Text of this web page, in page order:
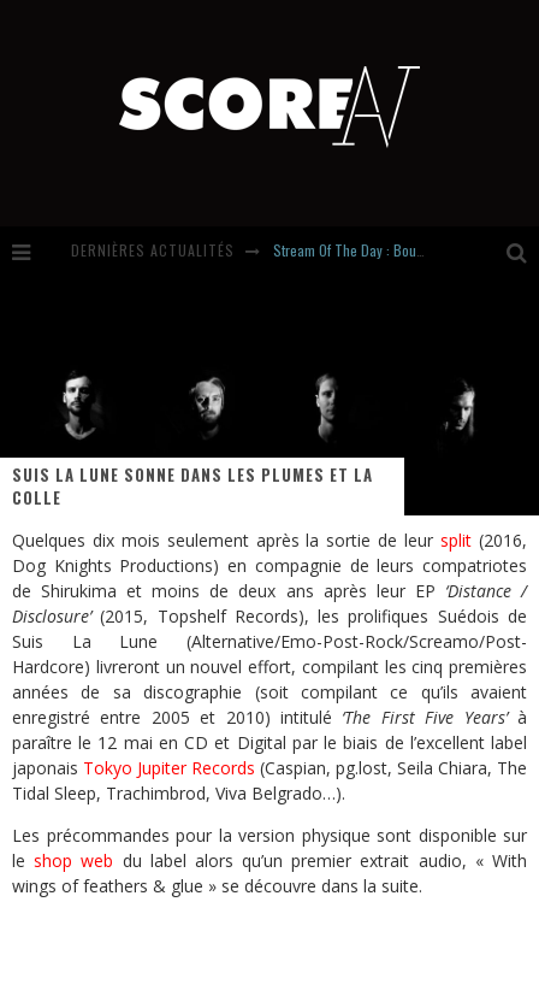
DERNIÈRES ACTUALITÉS
SUIS LA LUNE SONNE DANS LES PLUMES ET LA
COLLE
Quelques dix mois seulement après la sortie de leursplit (2016,
Dog Knights Productions) en compagnie de leurs compatriotes
de Shirukima et moins de deux ans après leur EP ‘Distance /
Disclosure’(2015, Topshelf Records), les prolifiques Suédois de
Suis La Lune (Alternative/Emo-Post-Rock/Screamo/Post-
Hardcore) livreront un nouvel effort, compilant les cinq premières
années de sa discographie (soit compilant ce qu’ils avaient
enregistré entre 2005 et 2010) intitulé ‘The First Five Years’à
paraître le 12 mai en CD et Digital par le biais de l’excellent label
japonais Tokyo Jupiter Records (Caspian, pg.lost, Seila Chiara, The
Tidal Sleep, Trachimbrod, Viva Belgrado…).
Les précommandes pour la version physique sont disponible sur
leshop web du label alors qu’un premier extrait audio, « With
wings of feathers & glue » se découvre dans la suite.